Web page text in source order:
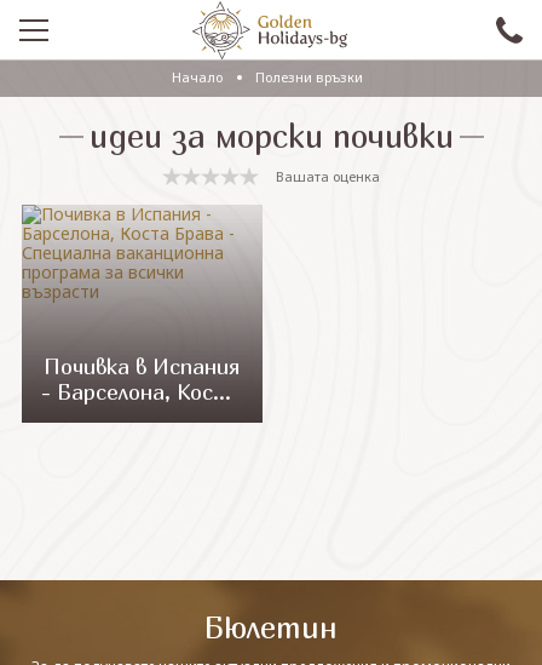
ПРОМО
EКСКУРЗИИ СЪС САМОЛЕТ
САМОЛЕТНИ ПОЧИВКИ
ПОЧИВКИ С АВТОБУС
ЕКЗОТИКА
Начало Полезни връзки
идеи за морски почивки
Вашата оценка
Почивка в Испания
- Барселона, Коста
Брава - Специална
Бюлетин